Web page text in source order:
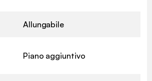
Allungabile
Piano aggiuntivo